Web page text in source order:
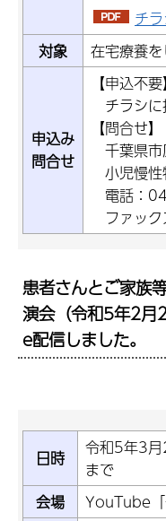
チ
対象
在宅療養
申込み
問合せ
【申込不要】
チラシに
【問合せ】
千葉県
小児慢性
電話：
ファッ
患者さんとご家族
演会（令和5年2
e配信しました。
日時
令和5年3
まで
会場
YouTube「